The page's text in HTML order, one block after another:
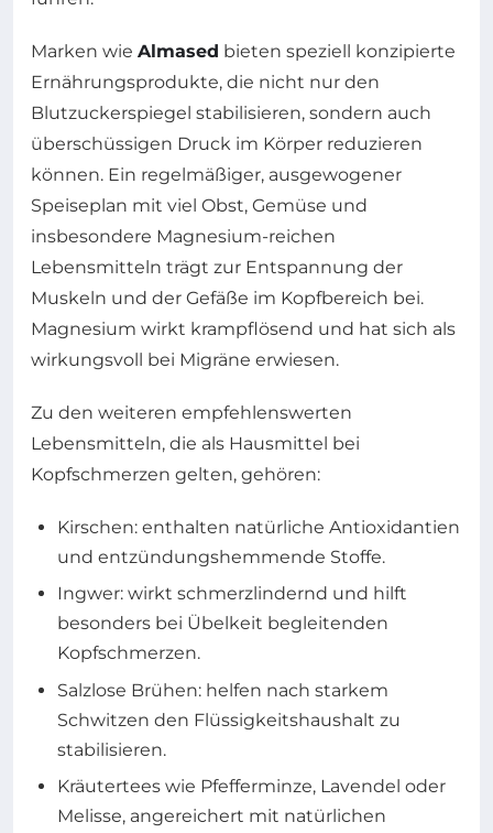
Marken wie Almased bieten speziell konzipierte
Ernährungsprodukte, die nicht nur den
Blutzuckerspiegel stabilisieren, sondern auch
überschüssigen Druck im Körper reduzieren
können. Ein regelmäßiger, ausgewogener
Speiseplan mit viel Obst, Gemüse und
insbesondere Magnesium-reichen
Lebensmitteln trägt zur Entspannung der
Muskeln und der Gefäße im Kopfbereich bei.
Magnesium wirkt krampflösend und hat sich als
wirkungsvoll bei Migräne erwiesen.
Zu den weiteren empfehlenswerten
Lebensmitteln, die als Hausmittel bei
Kopfschmerzen gelten, gehören:
Kirschen: enthalten natürliche Antioxidantien
und entzündungshemmende Stoffe.
Ingwer: wirkt schmerzlindernd und hilft
besonders bei Übelkeit begleitenden
Kopfschmerzen.
Salzlose Brühen: helfen nach starkem
Schwitzen den Flüssigkeitshaushalt zu
stabilisieren.
Kräutertees wie Pfefferminze, Lavendel oder
Melisse, angereichert mit natürlichen